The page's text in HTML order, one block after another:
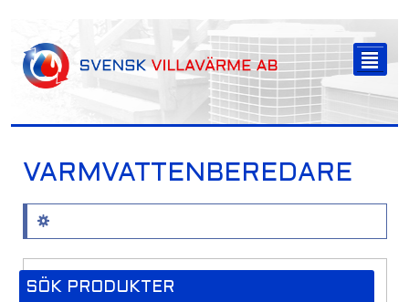
²
VARMVATTENBEREDARE
SÖK PRODUKTER